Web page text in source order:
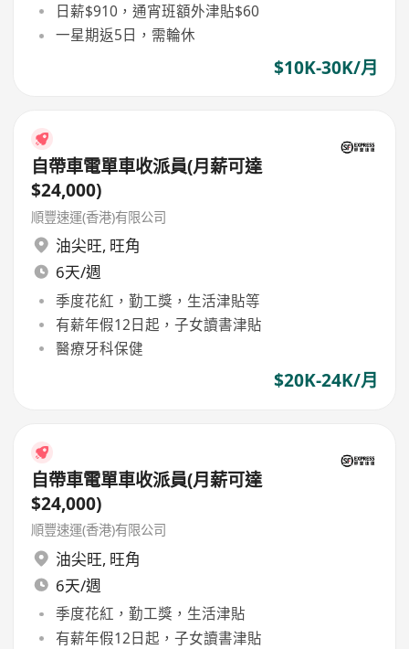
日薪$910，通宵班額外津貼$60
一星期返5日，需輪休
$10K-30K/月
自帶車電單車收派員(月薪可達
$24,000)
順豐速運(香港)有限公司
油尖旺, 旺角
6天/週
季度花紅，勤工獎，生活津貼等
有薪年假12日起，子女讀書津貼
醫療牙科保健
$20K-24K/月
自帶車電單車收派員(月薪可達
$24,000)
順豐速運(香港)有限公司
油尖旺, 旺角
6天/週
季度花紅，勤工獎，生活津貼
有薪年假12日起，子女讀書津貼